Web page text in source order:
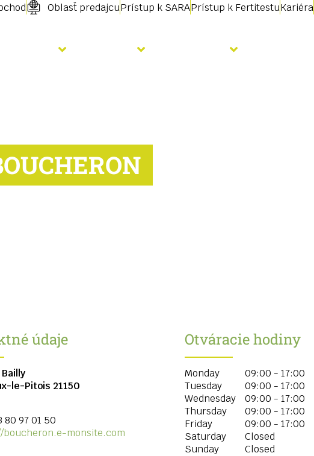
Oblasť predajcuPrístup k SARAPrístup k FertitestuKariéra
údaje
le-Pitois 21150
80 97 01 50
monsite.com
Otváracie hodiny
Monday
09:00 - 17:00
Tuesday
09:00 - 17:00
Wednesday
09:00 - 17:00
Thursday
09:00 - 17:00
Friday
09:00 - 17:00
Saturday
Closed
Sunday
Closed